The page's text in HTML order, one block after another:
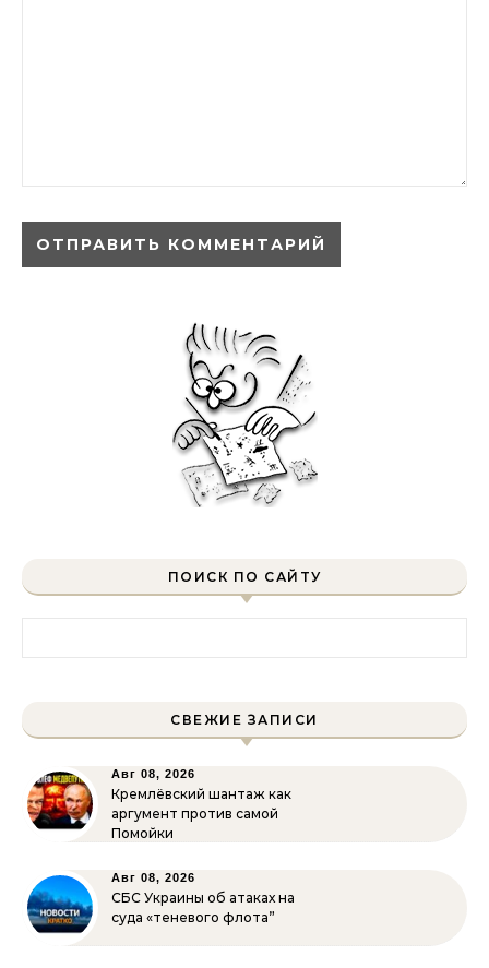
ПОИСК ПО САЙТУ
СВЕЖИЕ ЗАПИСИ
Авг 08, 2026
Кремлёвский шантаж как
аргумент против самой
Помойки
Авг 08, 2026
СБС Украины об атаках на
суда «теневого флота”